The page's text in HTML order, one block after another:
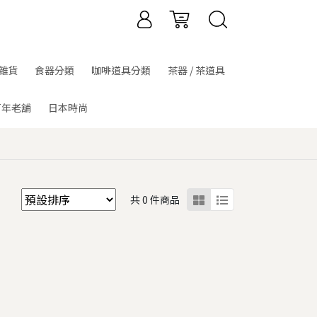
貨 食器分類 咖啡道具分類 茶器 / 茶道具
老舖 日本時尚
共 0 件商品